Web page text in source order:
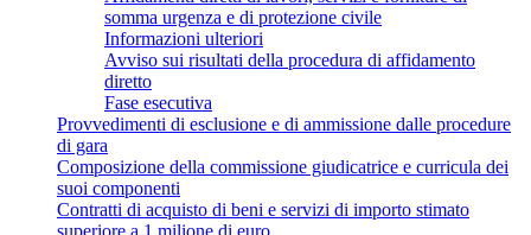
somma urgenza e di protezione civile
Informazioni ulteriori
Avviso sui risultati della procedura di affidamento
diretto
Fase esecutiva
Provvedimenti di esclusione e di ammissione dalle procedure
di gara
Composizione della commissione giudicatrice e curricula dei
suoi componenti
Contratti di acquisto di beni e servizi di importo stimato
superiore a 1 milione di euro